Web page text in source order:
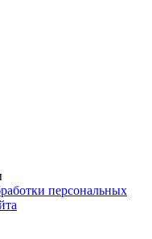
персональных